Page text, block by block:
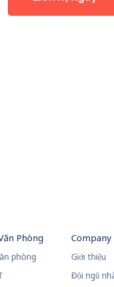
Phòng
phòng
Company
Giới thiệu
Đội ngũ